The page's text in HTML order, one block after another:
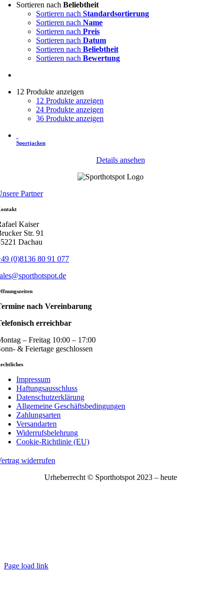
Sortieren nach Beliebtheit
Sortieren nach Standardsortierung
Sortieren nach Name
Sortieren nach Preis
Sortieren nach Datum
Sortieren nach Beliebtheit
Sortieren nach Bewertung
12 Produkte anzeigen
12 Produkte anzeigen
24 Produkte anzeigen
36 Produkte anzeigen
Sportjacken
Details ansehen
Partner
Kaiser
Str. 91
Dachau
(0)8136 80 91 077
nach Vereinbarung
erreichbar
– Freitag 10:00 – 17:00
& Feiertage geschlossen
Impressum
Haftungsausschluss
Datenschutzerklärung
Allgemeine Geschäftsbedingungen
Zahlungsarten
Versandarten
Widerrufsbelehrung
Cookie-Richtlinie (EU)
widerrufen
Urheberrecht © Sporthotspot 2023 – heute
Page load link